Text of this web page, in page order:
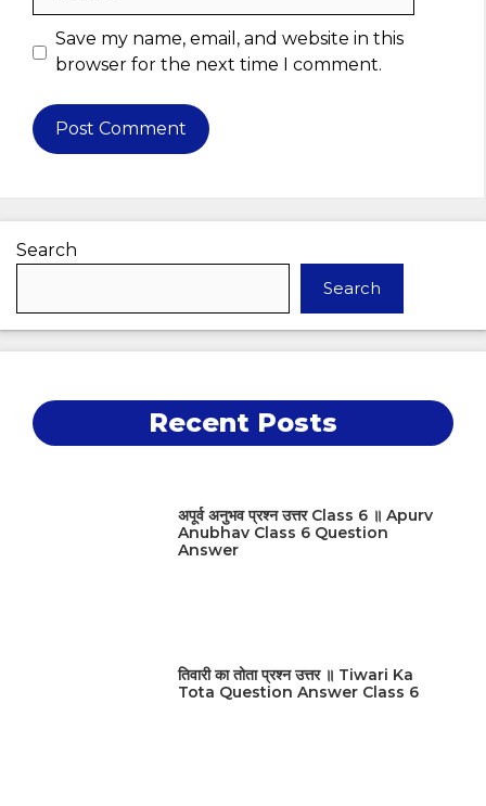
Save my name, email, and website in this
browser for the next time I comment.
Search
Search
Recent Posts
अपूर्व अनुभव प्रश्न उत्तर Class 6 ॥ Apurv
Anubhav Class 6 Question
Answer
तिवारी का तोता प्रश्न उत्तर ॥ Tiwari Ka
Tota Question Answer Class 6